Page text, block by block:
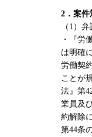
2．案件
（1）
・『労
は明確
労働契
ことが
法』第
業員及
約解除
第44条